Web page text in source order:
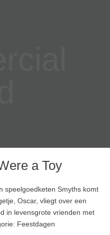
a Toy
speelgoedketen Smyths komt
Oscar, vliegt over een
in levensgrote vrienden met
Feestdagen